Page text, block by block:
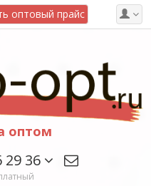
оптовый прайс
оптом
29 36